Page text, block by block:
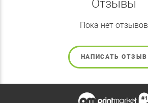
Отзывы
Пока нет отзывов
НАПИСАТЬ ОТЗЫВ